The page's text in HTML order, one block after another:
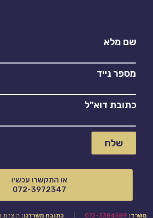
שם מלא
מספר נייד
כתובת דוא"ל
שלח
או התקשרו עכשיו
072-3972347
משרד: 072-3384589 כתובת משרדנו: